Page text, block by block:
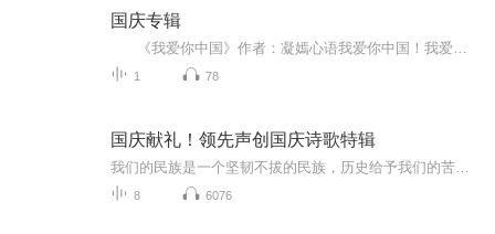
国庆专辑
1 78
国庆献礼！领先声创国庆诗歌特辑
8 6076